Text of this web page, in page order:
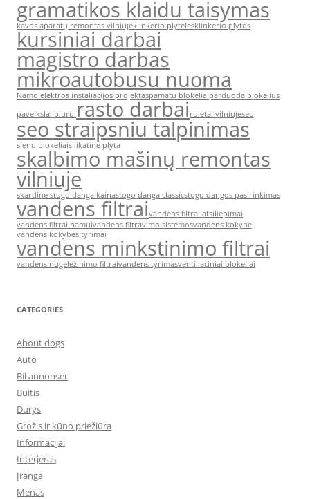
gramatikos klaidu taisymas
kavos aparatų remontas vilniujeklinkerio plytelėsklinkerio plytos
kursiniai darbai
magistro darbas
mikroautobusu nuoma
Namo elektros instaliacijos projektaspamatu blokeliaiparduoda blokelius
paveikslai biurui rasto darbai roletai vilniujeseo
seo straipsniu talpinimas
sienu blokeliaisilikatine plyta
skalbimo mašinų remontas
vilniuje
skardine stogo danga kainastogo danga classicstogo dangos pasirinkimas
vandens filtraivandens filtrai atsiliepimai
vandens filtrai namuivandens filtravimo sistemosvandens kokybe
vandens kokybės tyrimai
vandens minkstinimo filtrai
vandens nugeležinimo filtraivandens tyrimasventiliaciniai blokeliai
CATEGORIES
About dogs
Auto
Bil annonser
Buitis
Durys
Grožis ir kūno priežiūra
Informacijai
Interjeras
Įranga
Menas